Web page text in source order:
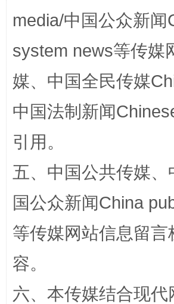
国家大学科技园优化重塑工作
扯下公款旅游的“隐身衣”
media/中国公众新
system news等传媒
媒、中国全民传媒
中国法制新闻
引用。
五、中国公共传媒
国公众新闻China
等传媒网站信息留
容。
六、本传媒结合现